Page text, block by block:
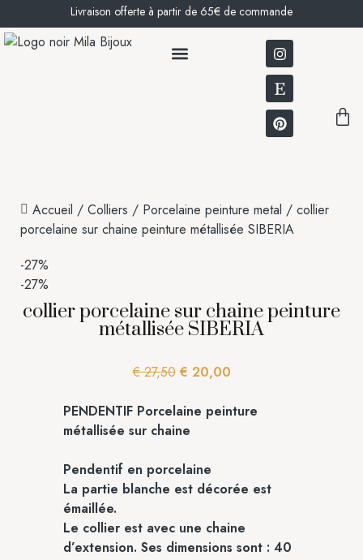
Livraison offerte à partir de 65€ de commande
Accueil / Colliers / Porcelaine peinture metal / collier
porcelaine sur chaine peinture métallisée SIBERIA
-27%
-27%
collier porcelaine sur chaine peinture
métallisée SIBERIA
€27,50 € 20,00
PENDENTIF Porcelaine peinture
métallisée sur chaine
Pendentif en porcelaine
La partie blanche est décorée est
émaillée.
Le collier est avec une chaine
d’extension. Ses dimensions sont : 40